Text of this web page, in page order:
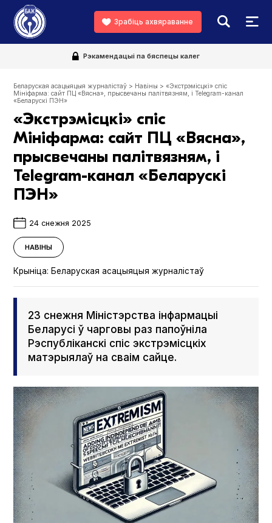
Зрабіць ахвяраванне
Рэкамендацыі па бяспецы калег
Беларуская асацыяцыя журналістаў > Навіны >«Экстрэмісцкі» спіс
Мініфарма: сайт ПЦ «Вясна», прысвечаны палітвязням, і Telegram-канал
«Беларускi ПЭН»
«Экстрэмісцкі» спіс
Мініфарма: сайт ПЦ «Вясна»,
прысвечаны палітвязням, і
Telegram-канал «Беларускi
ПЭН»
24 снежня 2025
НАВІНЫ
Крыніца: Беларуская асацыяцыя журналістаў
23 снежня Міністэрства інфармацыі
Беларусі ў чарговы раз папоўніла
Рэспубліканскі спіс экстрэмісцкіх
матэрыялаў на сваім сайце.